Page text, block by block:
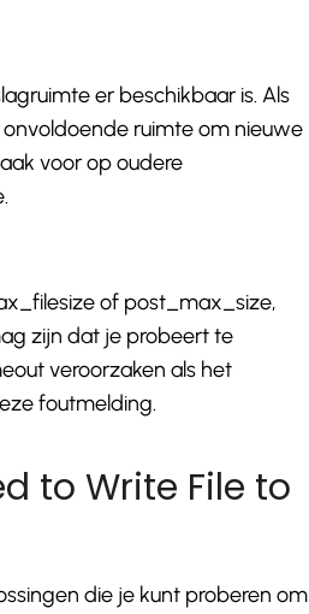
er beschikbaar is. Als
ruimte om nieuwe
voor op oudere
of post_max_size,
zijn dat je probeert te
veroorzaken als het
foutmelding.
to Write File to
die je kunt proberen om